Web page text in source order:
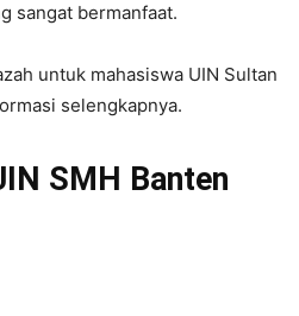
sangat bermanfaat.
untuk mahasiswa UIN Sultan
selengkapnya.
SMH Banten